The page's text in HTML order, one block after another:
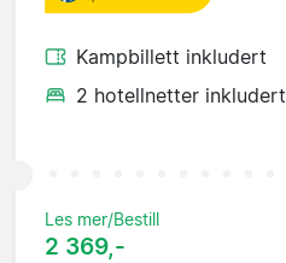
Kampbillett inkludert
2 hotellnetter inkludert
Les mer/Bestill
2 369,-